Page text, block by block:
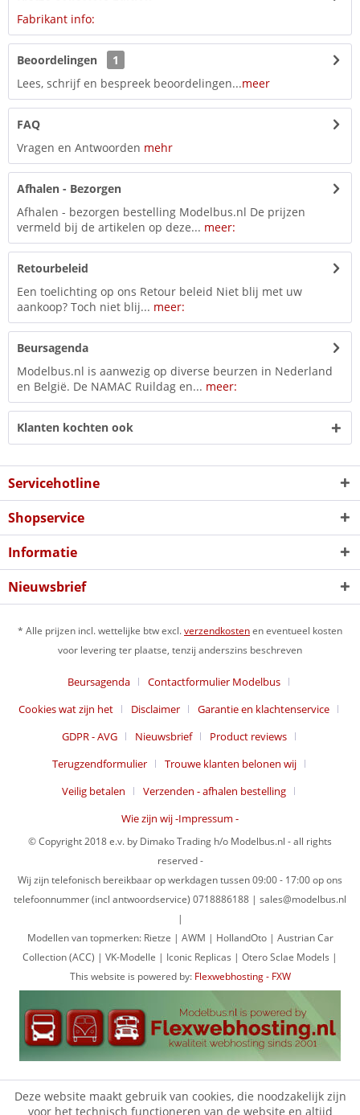
Fabrikant info:
Beoordelingen
1
Lees, schrijf en bespreek beoordelingen...meer
FAQ
Vragen en Antwoorden mehr
Afhalen - Bezorgen
Afhalen - bezorgen bestelling Modelbus.nl De prijzen
vermeld bij de artikelen op deze... meer:
Retourbeleid
Een toelichting op ons Retour beleid Niet blij met uw
aankoop? Toch niet blij... meer:
Beursagenda
Modelbus.nl is aanwezig op diverse beurzen in Nederland
en België. De NAMAC Ruildag en... meer:
Klanten kochten ook
Servicehotline
Shopservice
Informatie
Nieuwsbrief
* Alle prijzen incl. wettelijke btw excl.verzendkostenen eventueel kosten
voor levering ter plaatse, tenzij anderszins beschreven
Beursagenda
Contactformulier Modelbus
Cookies wat zijn het
Disclaimer
Garantie en klachtenservice
GDPR - AVG
Nieuwsbrief
Product reviews
Terugzendformulier
Trouwe klanten belonen wij
Veilig betalen
Verzenden - afhalen bestelling
Wie zijn wij -Impressum -
© Copyright 2018 e.v. by Dimako Trading h/o Modelbus.nl - all rights
reserved -
Wij zijn telefonisch bereikbaar op werkdagen tussen 09:00 - 17:00 op ons
telefoonnummer (incl antwoordservice) 0718886188 | sales@modelbus.nl
|
Modellen van topmerken: Rietze | AWM | HollandOto | Austrian Car
Collection (ACC) | VK-Modelle | Iconic Replicas | Otero Sclae Models |
This website is powered by: Flexwebhosting - FXW
Deze website maakt gebruik van cookies, die noodzakelijk zijn
voor het technisch functioneren van de website en altijd